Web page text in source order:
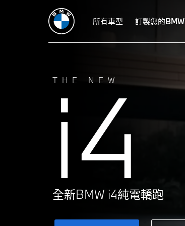
所有車型 訂製您的BMW
THE NEW
i4
全新BMW i4純電轎跑
設計 創新科技 購車禮遇